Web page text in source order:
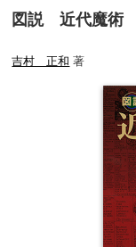
図説 近代魔術
吉村 正和 著